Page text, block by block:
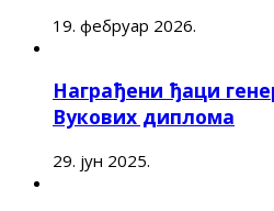
19. фебруар 2026.
Награђени ђаци
Вукових диплома
29. јун 2025.